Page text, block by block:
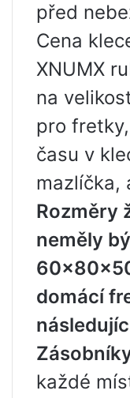
před
Cena
XNUMX
na
pro
času v
mazlíčka,
Rozměry
neměly
domácí
každé